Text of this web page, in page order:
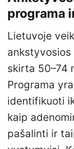
programa
Lietuvoje
skirta 50–74
Programa
identifikuoti
kaip
pašalinti ir